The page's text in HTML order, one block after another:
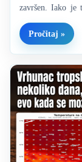
završen. Iako je
lokalizovana, a
Pročitaj »